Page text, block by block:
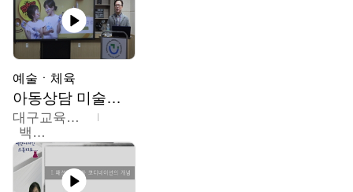
예술ㆍ체육
아동상담 미술치료
대구교육대학교
백중열